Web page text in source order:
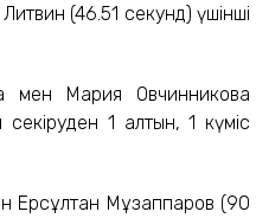
(46.51 секунд) үшінші
мен Мария Овчинникова
1 алтын, 1 күміс
Ерсұлтан Мұзаппаров (90